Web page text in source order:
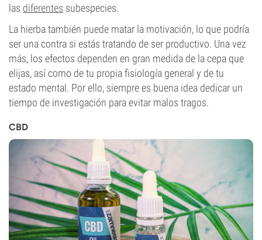
las diferentes subespecies.
La hierba también puede matar la motivación, lo que podría
ser una contra si estás tratando de ser productivo. Una vez
más, los efectos dependen en gran medida de la cepa que
elijas, así como de tu propia fisiología general y de tu
estado mental. Por ello, siempre es buena idea dedicar un
tiempo de investigación para evitar malos tragos.
CBD